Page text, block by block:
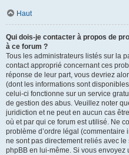
Haut
Qui dois-je contacter à propos de
à ce forum ?
Tous les administrateurs listés sur la
contact approprié concernant ces
réponse de leur part, vous devriez
(dont les informations sont
celui-ci fonctionne sur un service
de gestion des abus. Veuillez noter
juridiction et ne peut en aucun cas
où et par qui ce forum est utilisé. Ne
problème d’ordre légal (commentaire
ne sont pas directement reliés avec
phpBB en lui-même. Si vous